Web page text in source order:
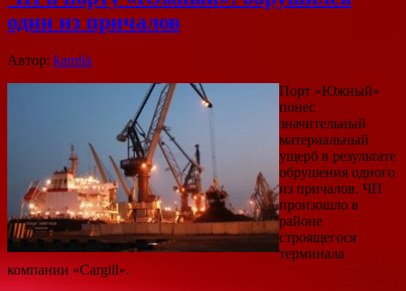
один из причалов
Автор: kamila
Порт «Южный»
понес
значительный
материальный
ущерб в результате
обрушения одного
из причалов. ЧП
произошло в
районе
строящегося
терминала
компании «Cargill».